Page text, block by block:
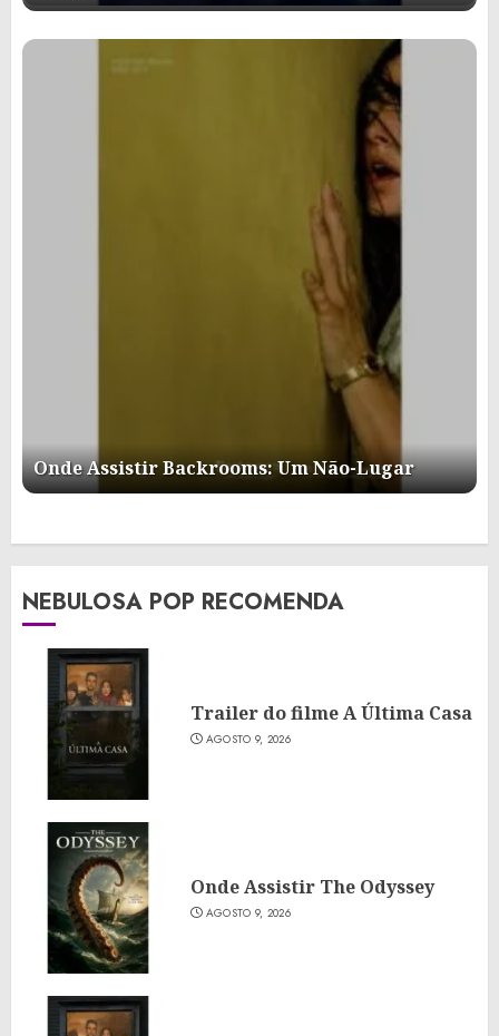
Onde Assistir Backrooms: Um Não-Lugar
NEBULOSA POP RECOMENDA
Trailer do filme A Última Casa
AGOSTO 9, 2026
Onde Assistir The Odyssey
AGOSTO 9, 2026